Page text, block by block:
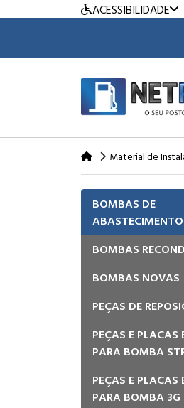
ACESSIBILIDADE
Material de
BOMBAS DE
ABASTECIMENTO
BOMBAS
BOMBAS NOVAS
PEÇAS DE
PEÇAS E PLACAS
PARA BOMBA
PEÇAS E PLACAS
PARA BOMBA 3G